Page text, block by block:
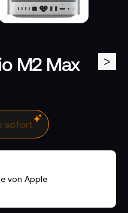
>
M2 Max
sofort
von Apple